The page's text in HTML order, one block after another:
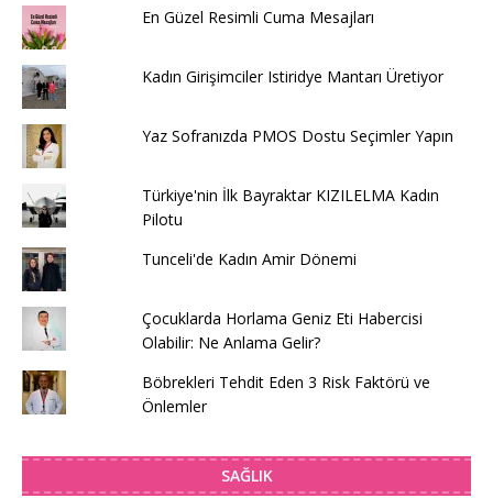
En Güzel Resimli Cuma Mesajları
Kadın Girişimciler Istiridye Mantarı Üretiyor
Yaz Sofranızda PMOS Dostu Seçimler Yapın
Türkiye'nin İlk Bayraktar KIZILELMA Kadın
Pilotu
Tunceli'de Kadın Amir Dönemi
Çocuklarda Horlama Geniz Eti Habercisi
Olabilir: Ne Anlama Gelir?
Böbrekleri Tehdit Eden 3 Risk Faktörü ve
Önlemler
SAĞLIK